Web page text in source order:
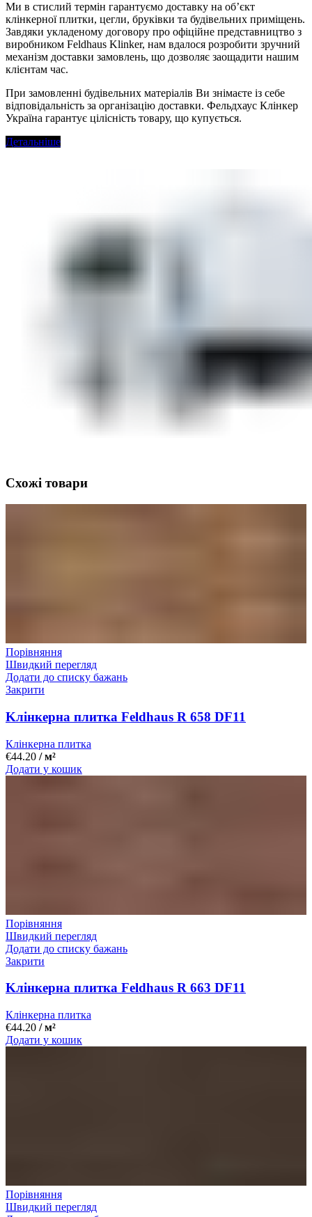
Ми в стислий термін гарантуємо доставку на об’єкт
клінкерної плитки, цегли, бруківки та будівельних приміщень.
Завдяки укладеному договору про офіційне представництво з
виробником Feldhaus Klinker, нам вдалося розробити зручний
механізм доставки замовлень, що дозволяє заощадити нашим
клієнтам час.
При замовленні будівельних матеріалів Ви знімаєте із себе
відповідальність за організацію доставки. Фельдхаус Клінкер
Україна гарантує цілісність товару, що купується.
Детальніше
Схожі товари
Порівняння
Швидкий перегляд
Додати до списку бажань
Закрити
Kлінкерна плитка Feldhaus R 658 DF11
Клінкерна плитка
€44.20 / м²
Додати у кошик
Порівняння
Швидкий перегляд
Додати до списку бажань
Закрити
Kлінкерна плитка Feldhaus R 663 DF11
Клінкерна плитка
€44.20 / м²
Додати у кошик
Порівняння
Швидкий перегляд